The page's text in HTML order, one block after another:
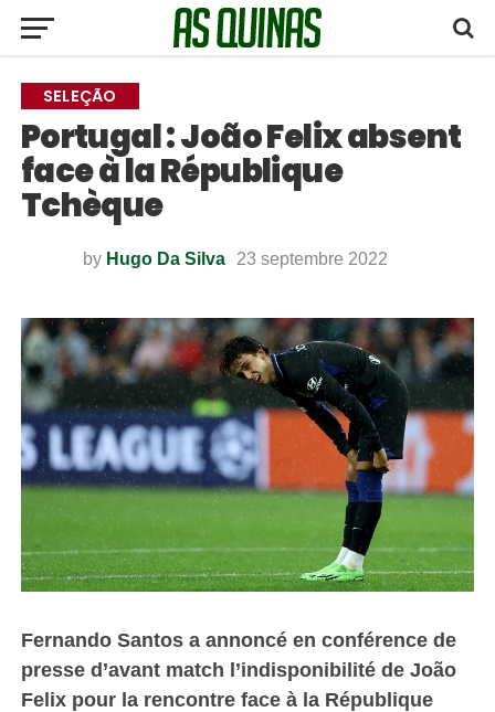
SELEÇÃO
Portugal : João Felix absent
face à la République
Tchèque
by Hugo Da Silva 23 septembre 2022
Fernando Santos a annoncé en conférence de
presse d’avant match l’indisponibilité de João
Felix pour la rencontre face à la République